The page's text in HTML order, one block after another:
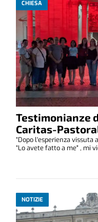
CHIESA
Testimonianze
Caritas-
“Dopo l'esperienza vissuta
“Lo avete fatto a me" , mi
NOTIZIE